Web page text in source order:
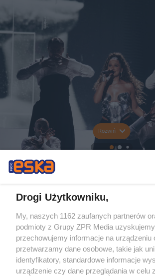
Rozwiń
Drogi Użytkowniku,
My, naszych 1162 zaufanych partnerów
podmioty z Grupy ZPR Media
przechowujemy informacje na urządzeniu
przetwarzamy dane osobowe, takie jak
identyfikatory, standardowe informacje
urządzenie czy dane przeglądania w celu